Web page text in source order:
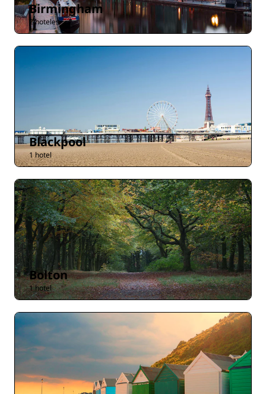
Birmingham
2 hoteles
Blackpool
1 hotel
Bolton
1 hotel